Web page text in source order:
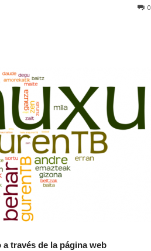
0
través de la página web